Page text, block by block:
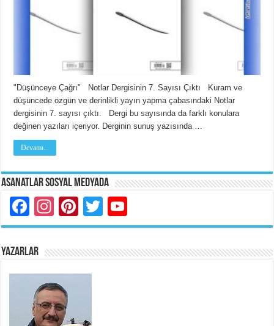
"Düşünceye Çağrı" Notlar Dergisinin 7. Sayısı Çıktı Kuram ve
düşüncede özgün ve derinlikli yayın yapma çabasındaki Notlar
dergisinin 7. sayısı çıktı. Dergi bu sayısında da farklı konulara
değinen yazıları içeriyor. Derginin sunuş yazısında …
Devamı...
Asanatlar Sosyal Medyada
Facebook
Instagram
Pinterest
Twitter
YAZARLAR